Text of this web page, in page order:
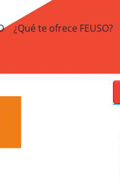
¿Qué te ofrece FEUSO?